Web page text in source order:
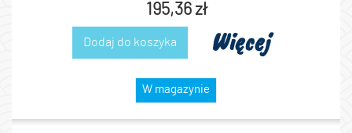
195,36 zł
Dodaj do koszyka Więcej
W magazynie